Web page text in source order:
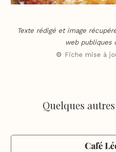
Texte rédigé et image
web publiques
⚙️ Fiche mise à
Quelques autres
Café